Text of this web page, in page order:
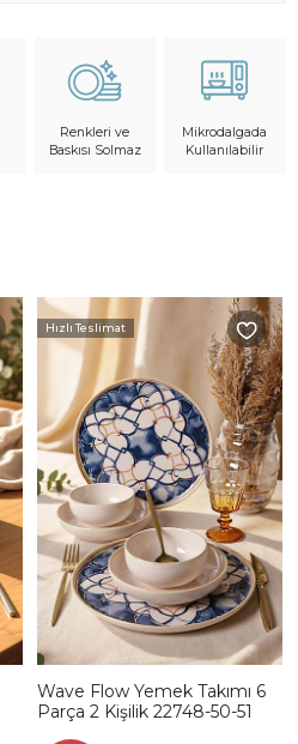
Renkleri ve
Baskısı Solmaz
Mikrodalgada
Kullanılabilir
Hızlı Teslimat
Wave Flow Yemek Takımı 6
Parça 2 Kişilik 22748-50-51